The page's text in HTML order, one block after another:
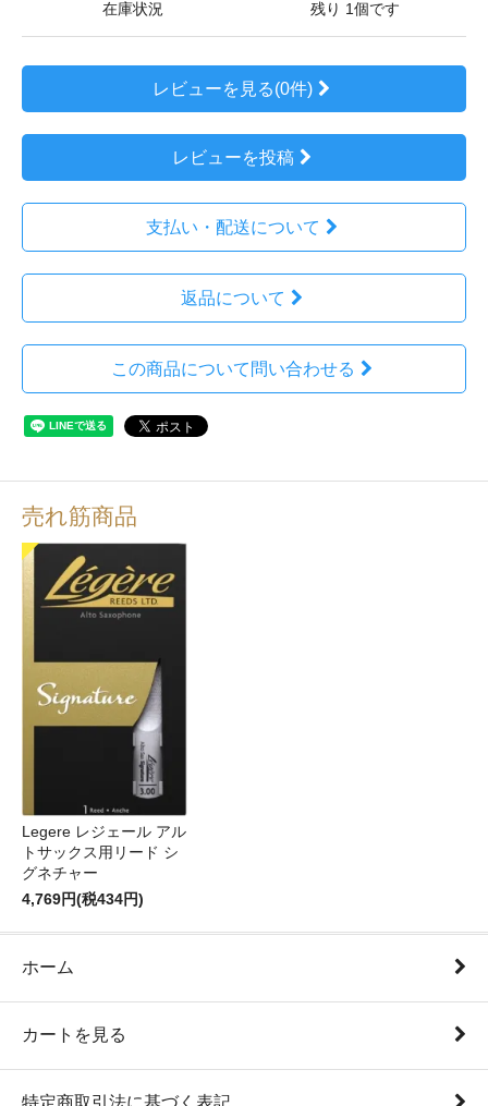
在庫状況 残り 1個です
レビューを見る(0件)
レビューを投稿
支払い・配送について
返品について
この商品について問い合わせる
売れ筋商品
Legere レジェール アル
トサックス用リード シ
グネチャー
4,769円(税434円)
ホーム
カートを見る